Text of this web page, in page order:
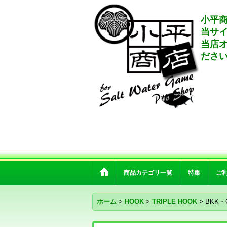
小平
当サ
当店
ださい
商品カテゴリ一覧 特集 ご
ホーム > HOOK > TRIPLE HOOK > BKK